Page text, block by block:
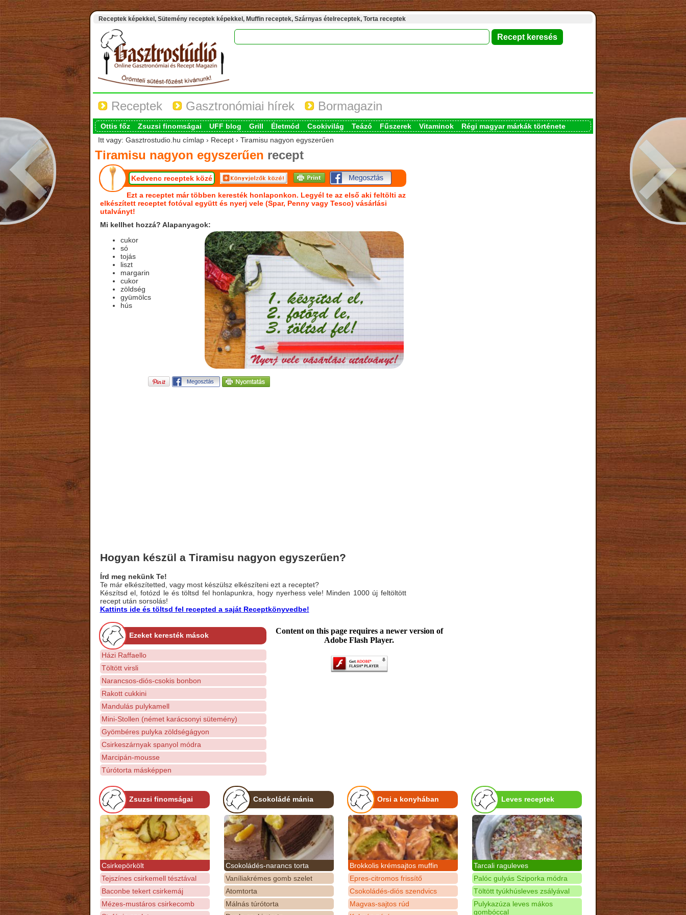
Receptek képekkel, Sütemény receptek képekkel, Muffin receptek, Szárnyas ételreceptek, Torta receptek
Receptek Gasztronómiai hírek Bormagazin
Ottis főz Zsuzsi finomságai UFF blog Grill Életmód Csokivilág Teázó Fűszerek Vitaminok
Régi magyar márkák története
Itt vagy: Gasztrostudio.hu címlap › Recept › Tiramisu nagyon egyszerűen
Tiramisu nagyon egyszerűen recept
Kedvenc receptek közé
Ezt a receptet már többen keresték honlaponkon. Legyél te az első aki feltölti az
elkészített receptet fotóval együtt és nyerj vele (Spar, Penny vagy Tesco) vásárlási
utalványt!
Mi kellhet hozzá? Alapanyagok:
cukor
só
tojás
liszt
margarin
cukor
zöldség
gyümölcs
hús
Hogyan készül a Tiramisu nagyon egyszerűen?
Írd meg nekünk Te!
Te már elkészítetted, vagy most készülsz elkészíteni ezt a receptet?
Készítsd el, fotózd le és töltsd fel honlapunkra, hogy nyerhess vele! Minden 1000 új feltöltött
recept után sorsolás!
Kattints ide és töltsd fel recepted a saját Receptkönyvedbe!
Ezeket keresték mások
Házi Raffaello
Töltött virsli
Narancsos-diós-csokis bonbon
Rakott cukkini
Mandulás pulykamell
Mini-Stollen (német karácsonyi sütemény)
Gyömbéres pulyka zöldségágyon
Csirkeszárnyak spanyol módra
Marcipán-mousse
Túrótorta másképpen
Content on this page requires a newer version of
Adobe Flash Player.
Zsuzsi finomságai
Csirkepörkölt
Tejszínes csirkemell tésztával
Baconbe tekert csirkemáj
Mézes-mustáros csirkecomb
Csokoládé mánia
Csokoládés-narancs torta
Vaníliakrémes gomb szelet
Atomtorta
Málnás túrótorta
Orsi a konyhában
Brokkolis krémsajtos muffin
Epres-citromos frissítő
Csokoládés-diós szendvics
Magvas-sajtos rúd
Leves receptek
Tarcali raguleves
Palóc gulyás Sziporka módra
Töltött tyúkhúsleves zsályával
Pulykazúza leves mákos
gombóccal